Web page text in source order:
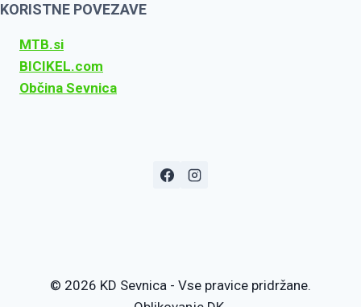
KORISTNE POVEZAVE
MTB.si
BICIKEL.com
Občina Sevnica
© 2026 KD Sevnica - Vse pravice pridržane.